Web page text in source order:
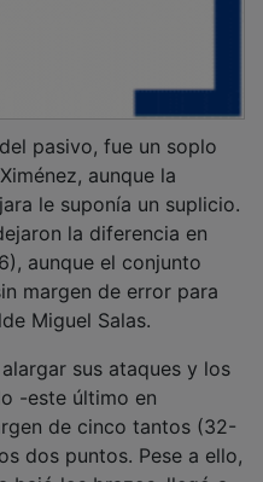
aunque la
le suponía un suplicio.
la diferencia en
aunque el conjunto
margen de error para
Miguel Salas.
-este último en
de cinco tantos (32-
dos puntos. Pese a ello,
bajó los brazos, llegó a